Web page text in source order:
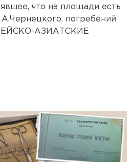
что на площади есть
погребений
АЗИАТСКИЕ